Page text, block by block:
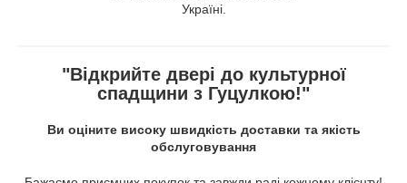
Україні.
"Відкрийте двері до культурної
спадщини з Гуцулкою!"
Ви оціните високу швидкість доставки та якість
обслуговування